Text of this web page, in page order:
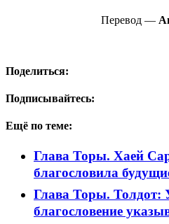
Перевод —
Поделиться:
Подписывайтесь:
Ещё по теме:
Глава Торы. Хаей
благословила
Глава Торы. Толдот:
благословение